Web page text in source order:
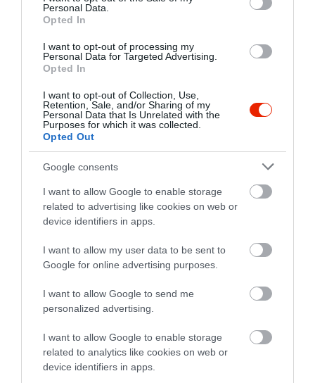
Personal Data.
Opted In
I want to opt-out of processing my
Personal Data for Targeted Advertising.
Opted In
I want to opt-out of Collection, Use,
Retention, Sale, and/or Sharing of my
Personal Data that Is Unrelated with the
Purposes for which it was collected.
Opted Out
Google consents
I want to allow Google to enable storage
related to advertising like cookies on web or
device identifiers in apps.
I want to allow my user data to be sent to
Google for online advertising purposes.
I want to allow Google to send me
personalized advertising.
I want to allow Google to enable storage
related to analytics like cookies on web or
device identifiers in apps.
KULCSSZAVAK
A fagyasztott zöldborsót hajlamosak vagyunk
túlfőzni. Mivel előgőzölve kerül a fagyasztóba,
valójában már nem igényel hosszú hőkezelést.
Elég egy-két perc pirítás, blansírozás vagy főzés
ahhoz, hogy felmelegedjen és visszanyerje élénk
színét. Ha tovább hagyjuk a tűzön, elveszíti
édességét, állaga ráncossá, szinte élettelenné
válhat.
Ha tehát levest, tésztát vagy bármilyen, borsóval
kiegészített fogást készítünk, érdemes
megfontolni a fagyasztott változatot. Gyors,
praktikus, és megfelelő elkészítéssel garantáltan
édesebb, mint a túl sokáig pulton álló friss borsó.
Képek forrása: Unsplash